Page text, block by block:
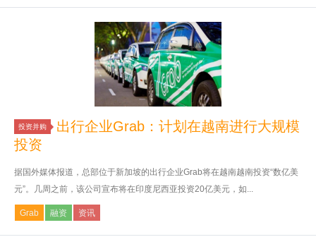
投资并购
出行企业Grab：计划在越南进行大规模
投资
据国外媒体报道，总部位于新加坡的出行企业Grab将在越南越南投资“数亿美
元”。几周之前，该公司宣布将在印度尼西亚投资20亿美元，如...
Grab 融资 资讯